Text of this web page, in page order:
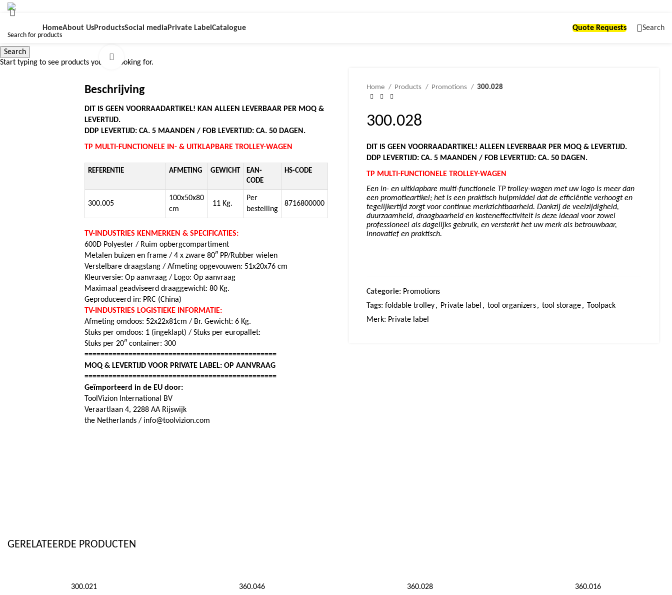
HomeAbout UsProductsSocial media Private Label Catalogue Quote Requests Search
Beschrijving
DIT IS GEEN VOORRAADARTIKEL! KAN ALLEEN LEVERBAAR PER MOQ &
LEVERTIJD.
DDP LEVERTIJD: CA. 5 MAANDEN / FOB LEVERTIJD: CA. 50 DAGEN.
TP MULTI-FUNCTIONELE IN- & UITKLAPBARE TROLLEY-WAGEN
REFERENTIE AFMETING GEWICHT
EAN-
CODE
HS-CODE
300.005
100x50x80
cm
11 Kg.
Per
bestelling
8716800000
TV-INDUSTRIES KENMERKEN & SPECIFICATIES:
600D Polyester / Ruim opbergcompartiment
Metalen buizen en frame / 4 x zware 80″ PP/Rubber wielen
Verstelbare draagstang /Afmeting opgevouwen: 51x20x76 cm
Kleurversie: Op aanvraag / Logo: Op aanvraag
Maximaal geadviseerd draaggewicht: 80 Kg.
Geproduceerd in: PRC (China)
TV-INDUSTRIES LOGISTIEKE INFORMATIE:
Afmeting omdoos: 52x22x81cm / Br. Gewicht: 6 Kg.
Stuks per omdoos: 1 (ingeklapt) /Stuks per europallet:
Stuks per 20″ container: 300
================================================
MOQ & LEVERTIJD VOOR PRIVATE LABEL: OP AANVRAAG
================================================
Geïmporteerd in de EU door:
ToolVizion International BV
Veraartlaan 4, 2288 AA Rijswijk
the Netherlands / info@toolvizion.com
Home Products Promotions 300.028
300.028
DIT IS GEEN VOORRAADARTIKEL! ALLEEN LEVERBAAR PER MOQ & LEVERTIJD.
DDP LEVERTIJD: CA. 5 MAANDEN / FOB LEVERTIJD: CA. 50 DAGEN.
TP MULTI-FUNCTIONELE TROLLEY-WAGEN
Een in- en uitklapbare multi-functionele TP trolley-wagen met uw logo is meer dan
een promotieartikel; het is een praktisch hulpmiddel dat de efficiëntie verhoogt en
tegelijkertijd zorgt voor continue merkzichtbaarheid. Dankzij de veelzijdigheid,
duurzaamheid, draagbaarheid en kosteneffectiviteit is deze ideaal voor zowel
professioneel als dagelijks gebruik, en versterkt het uw merk als betrouwbaar,
innovatief en praktisch.
Categorie: Promotions
Tags: foldable trolley, Private label , tool organizers, tool storage, Toolpack
Merk: Private label
GERELATEERDE PRODUCTEN
300.021 360.046 360.028 360.016
Search
Start typing to see products you are looking for.